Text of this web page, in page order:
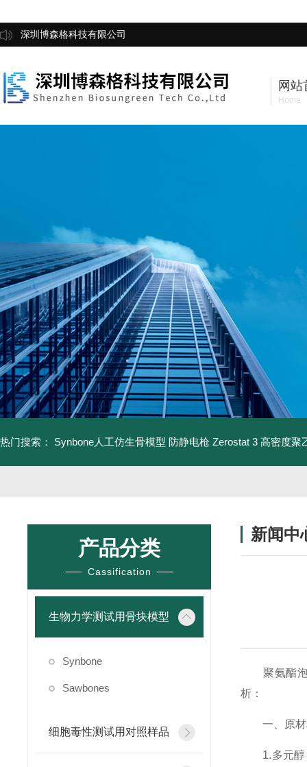
深圳博森格科技有限公司
网站
Home
热门搜索： Synbone人工仿生骨模型 防静电枪 Zerostat 3 高密度聚
产品分类
Cassification
生物力学测试用骨块模型
Synbone
Sawbones
细胞毒性测试用对照样品
新闻中
聚氨酯泡
析：
一、原材
1.多元醇：